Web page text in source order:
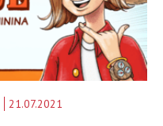
21.07.2021